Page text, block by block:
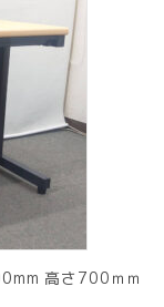
高さ700ｍｍ